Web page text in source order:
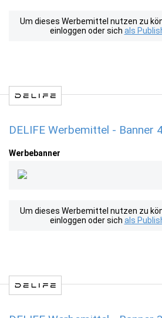
Um dieses Werbemittel nutzen zu
einloggen oder sich als
DELIFE Werbemittel - Banner
Werbebanner
Um dieses Werbemittel nutzen zu
einloggen oder sich als